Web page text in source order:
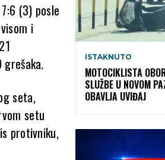
(3) posle
i
seta,
setu
protivniku,
ISTAKNUTO
MOTOCIKLISTA
SLUŽBE U NOVOM
OBAVLJA UVIĐAJ